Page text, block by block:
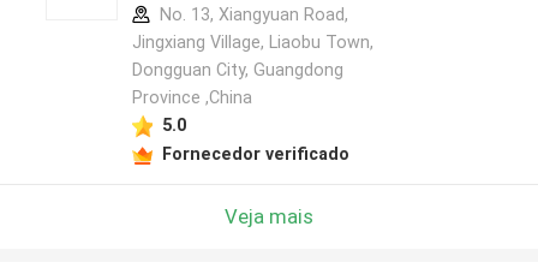
No. 13, Xiangyuan Road,
Jingxiang Village, Liaobu Town,
Dongguan City, Guangdong
Province ,China
5.0
Fornecedor verificado
Veja mais